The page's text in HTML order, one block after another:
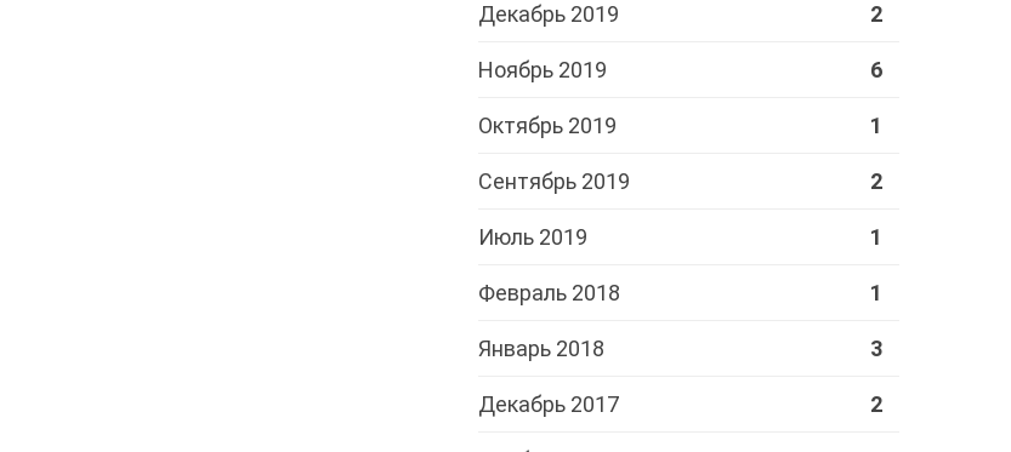
Декабрь 2019 2
Ноябрь 2019 6
Октябрь 2019 1
Сентябрь 2019 2
Июль 2019 1
Февраль 2018 1
Январь 2018 3
Декабрь 2017 2